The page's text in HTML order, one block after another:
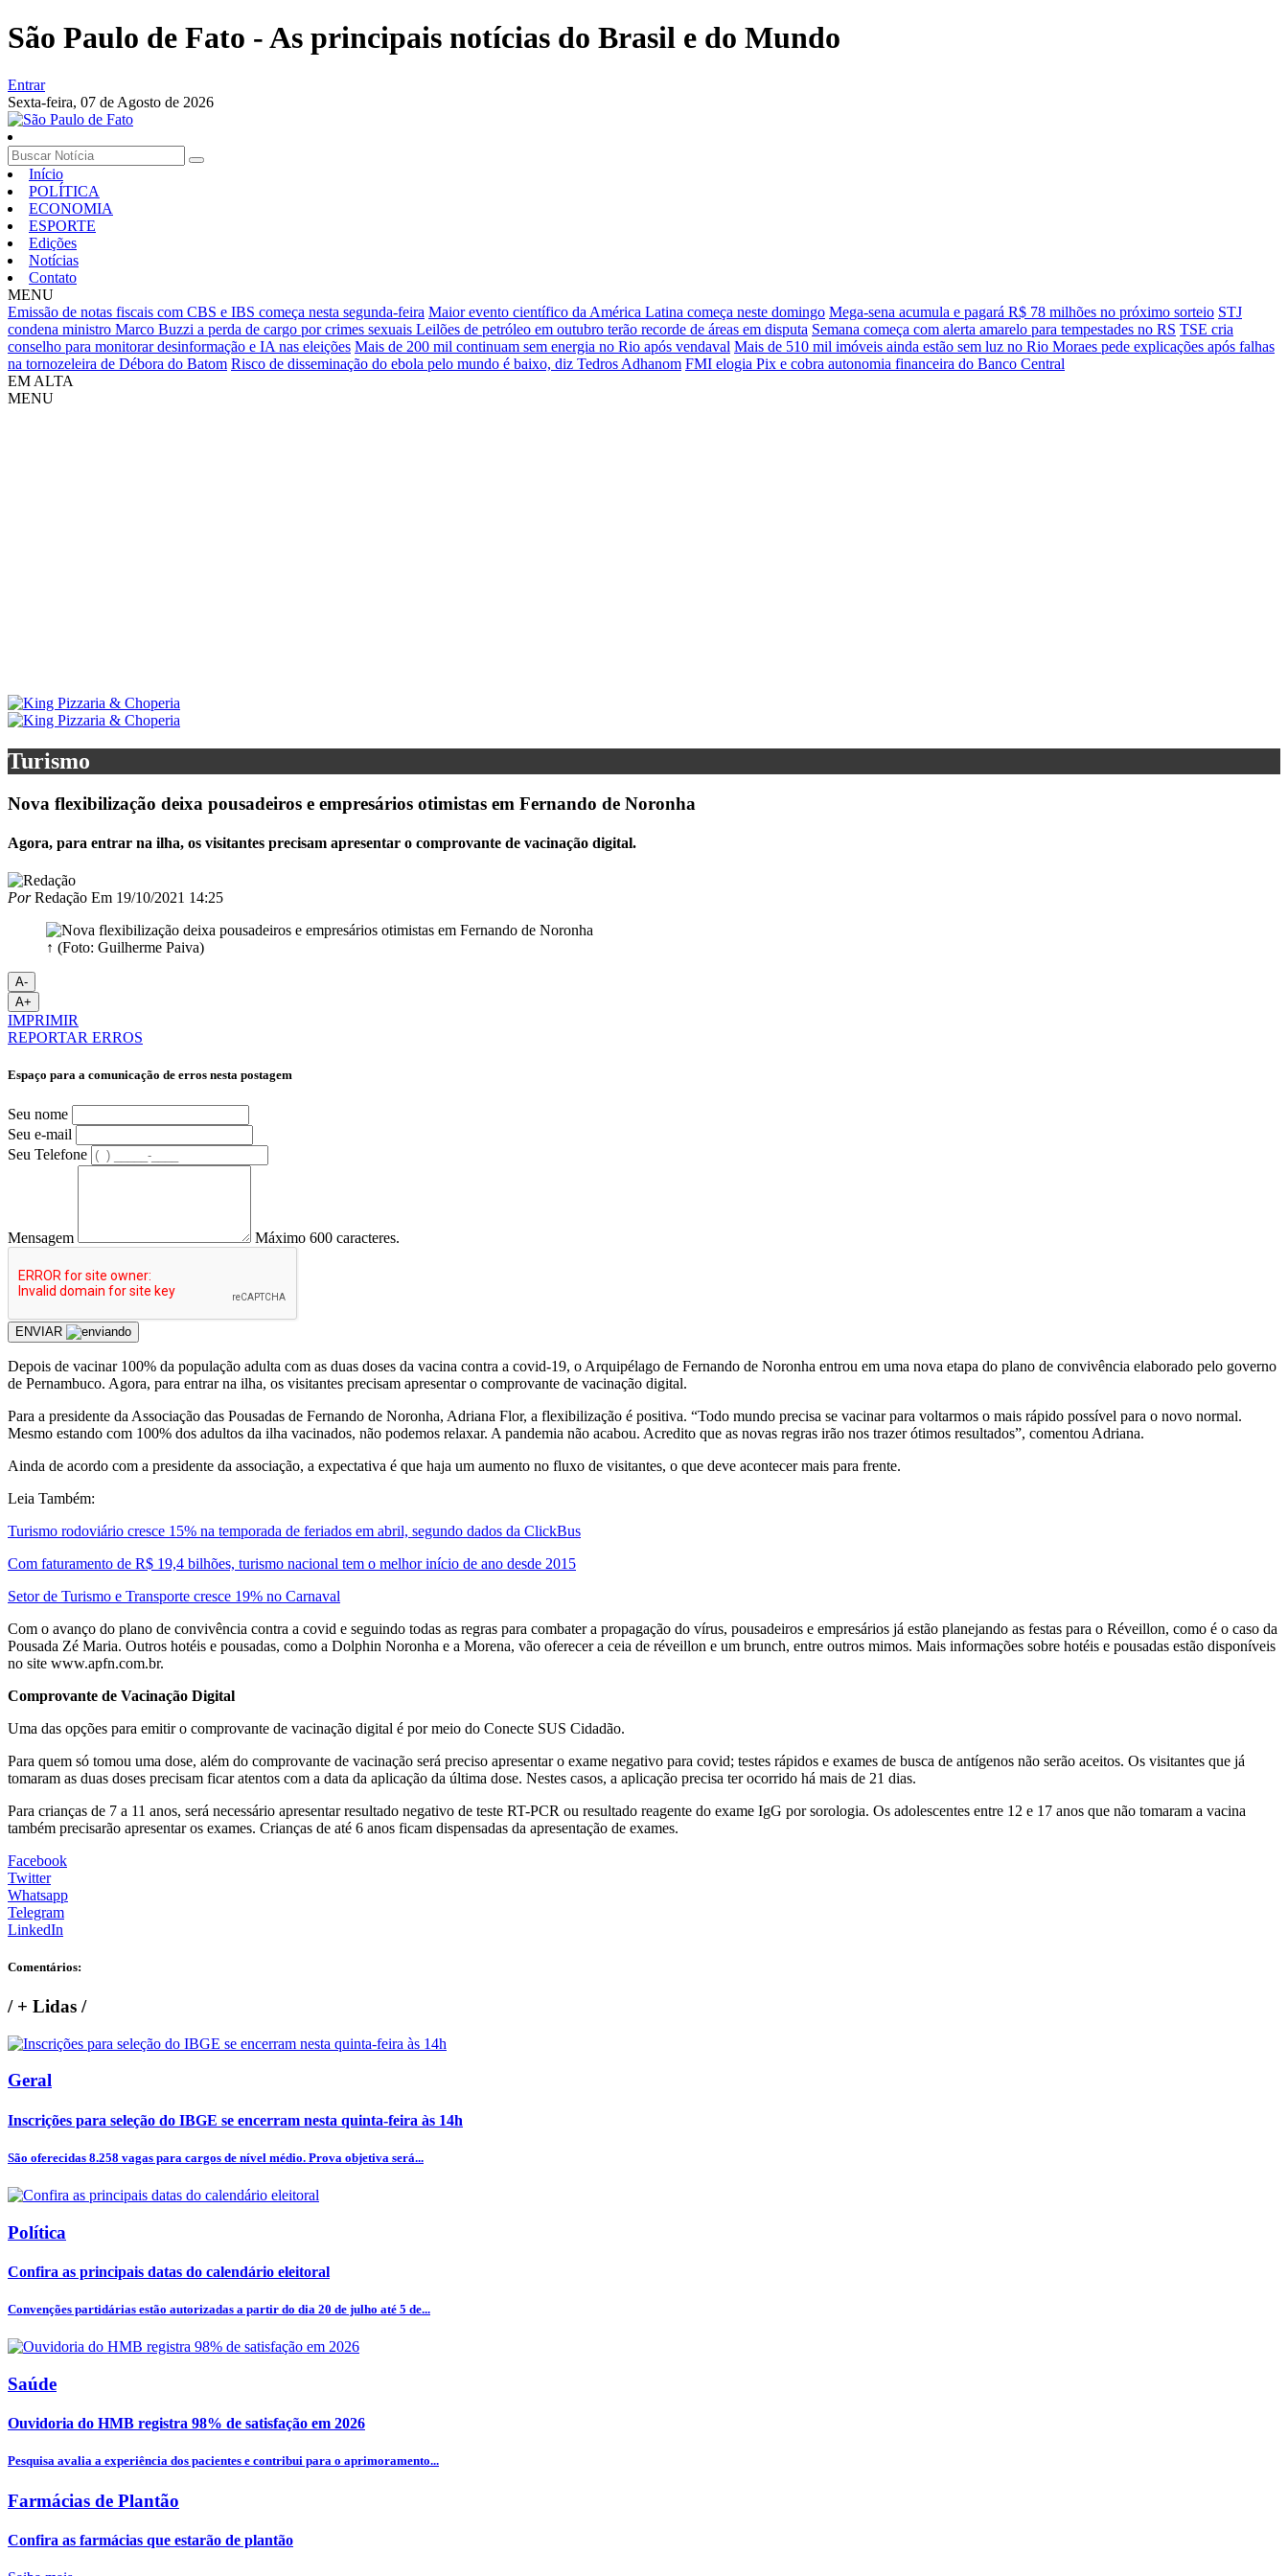
São Paulo de Fato - As principais notícias do Brasil e do Mundo
Entrar
Sexta-feira, 07 de Agosto de 2026
Início
POLÍTICA
ECONOMIA
ESPORTE
Edições
Notícias
Contato
MENU
Emissão de notas fiscais com CBS e IBS começa nesta segunda-feira Maior evento científico da América Latina começa neste domingo Mega-sena acumula e pagará R$ 78 milhões no próximo sorteio STJ
condena ministro Marco Buzzi a perda de cargo por crimes sexuais Leilões de petróleo em outubro terão recorde de áreas em disputa Semana começa com alerta amarelo para tempestades no RS TSE cria
conselho para monitorar desinformação e IA nas eleições Mais de 200 mil continuam sem energia no Rio após vendaval Mais de 510 mil imóveis ainda estão sem luz no Rio Moraes pede explicações após falhas
na tornozeleira de Débora do Batom Risco de disseminação do ebola pelo mundo é baixo, diz Tedros Adhanom FMI elogia Pix e cobra autonomia financeira do Banco Central
EM ALTA
MENU
Turismo
Nova flexibilização deixa pousadeiros e empresários otimistas em Fernando de Noronha
Agora, para entrar na ilha, os visitantes precisam apresentar o comprovante de vacinação digital.
PorRedação Em 19/10/2021 14:25
↑ (Foto: Guilherme Paiva)
A-
A+
IMPRIMIR
REPORTAR ERROS
Espaço para a comunicação de erros nesta postagem
Seu nome
Seu e-mail
Seu Telefone
Mensagem Máximo 600 caracteres.
ENVIAR
Depois de vacinar 100% da população adulta com as duas doses da vacina contra a covid-19, o Arquipélago de Fernando de Noronha entrou em uma nova etapa do plano de convivência elaborado pelo governo
de Pernambuco. Agora, para entrar na ilha, os visitantes precisam apresentar o comprovante de vacinação digital.
Para a presidente da Associação das Pousadas de Fernando de Noronha, Adriana Flor, a flexibilização é positiva. “Todo mundo precisa se vacinar para voltarmos o mais rápido possível para o novo normal.
Mesmo estando com 100% dos adultos da ilha vacinados, não podemos relaxar. A pandemia não acabou. Acredito que as novas regras irão nos trazer ótimos resultados”, comentou Adriana.
Ainda de acordo com a presidente da associação, a expectativa é que haja um aumento no fluxo de visitantes, o que deve acontecer mais para frente.
Leia Também:
Turismo rodoviário cresce 15% na temporada de feriados em abril, segundo dados da ClickBus
Com faturamento de R$ 19,4 bilhões, turismo nacional tem o melhor início de ano desde 2015
Setor de Turismo e Transporte cresce 19% no Carnaval
Com o avanço do plano de convivência contra a covid e seguindo todas as regras para combater a propagação do vírus, pousadeiros e empresários já estão planejando as festas para o Réveillon, como é o caso da
Pousada Zé Maria. Outros hotéis e pousadas, como a Dolphin Noronha e a Morena, vão oferecer a ceia de réveillon e um brunch, entre outros mimos. Mais informações sobre hotéis e pousadas estão disponíveis
no site www.apfn.com.br.
Comprovante de Vacinação Digital
Uma das opções para emitir o comprovante de vacinação digital é por meio do Conecte SUS Cidadão.
Para quem só tomou uma dose, além do comprovante de vacinação será preciso apresentar o exame negativo para covid; testes rápidos e exames de busca de antígenos não serão aceitos. Os visitantes que já
tomaram as duas doses precisam ficar atentos com a data da aplicação da última dose. Nestes casos, a aplicação precisa ter ocorrido há mais de 21 dias.
Para crianças de 7 a 11 anos, será necessário apresentar resultado negativo de teste RT-PCR ou resultado reagente do exame IgG por sorologia. Os adolescentes entre 12 e 17 anos que não tomaram a vacina
também precisarão apresentar os exames. Crianças de até 6 anos ficam dispensadas da apresentação de exames.
Facebook
Twitter
Whatsapp
Telegram
LinkedIn
Comentários:
/+ Lidas /
Geral
Inscrições para seleção do IBGE se encerram nesta quinta-feira às 14h
São oferecidas 8.258 vagas para cargos de nível médio. Prova objetiva será...
Política
Confira as principais datas do calendário eleitoral
Convenções partidárias estão autorizadas a partir do dia 20 de julho até 5 de...
Saúde
Ouvidoria do HMB registra 98% de satisfação em 2026
Pesquisa avalia a experiência dos pacientes e contribui para o aprimoramento...
Farmácias de Plantão
Confira as farmácias que estarão de plantão